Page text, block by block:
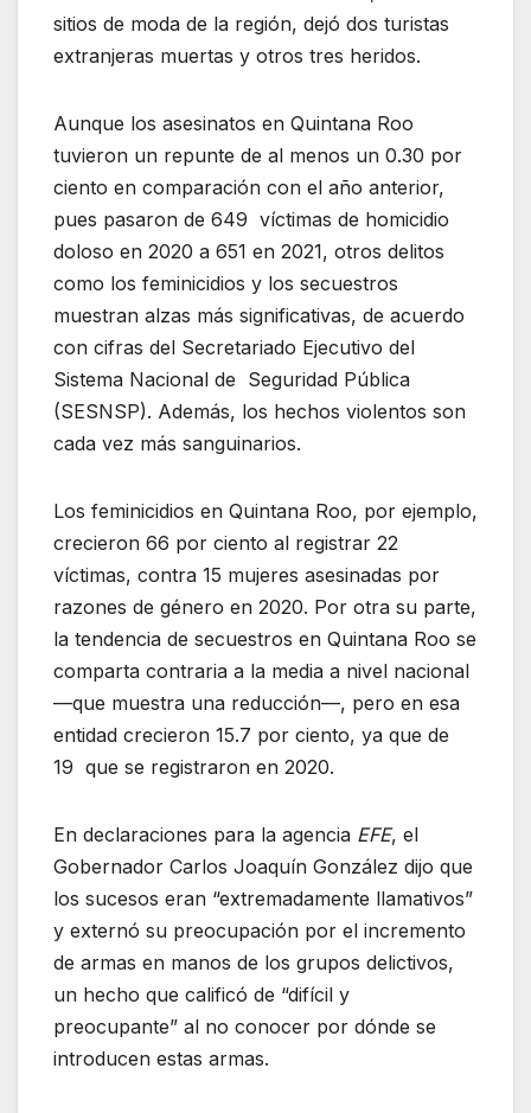
sitios de moda de la región, dejó dos turistas
extranjeras muertas y otros tres heridos.
Aunque los asesinatos en Quintana Roo
tuvieron un repunte de al menos un 0.30 por
ciento en comparación con el año anterior,
pues pasaron de 649 víctimas de homicidio
doloso en 2020 a 651 en 2021, otros delitos
como los feminicidios y los secuestros
muestran alzas más significativas, de acuerdo
con cifras del Secretariado Ejecutivo del
Sistema Nacional de Seguridad Pública
(SESNSP). Además, los hechos violentos son
cada vez más sanguinarios.
Los feminicidios en Quintana Roo, por ejemplo,
crecieron 66 por ciento al registrar 22
víctimas, contra 15 mujeres asesinadas por
razones de género en 2020. Por otra su parte,
la tendencia de secuestros en Quintana Roo se
comparta contraria a la media a nivel nacional
—que muestra una reducción—, pero en esa
entidad crecieron 15.7 por ciento, ya que de
19 que se registraron en 2020.
En declaraciones para la agencia EFE, el
Gobernador Carlos Joaquín González dijo que
los sucesos eran “extremadamente llamativos”
y externó su preocupación por el incremento
de armas en manos de los grupos delictivos,
un hecho que calificó de “difícil y
preocupante” al no conocer por dónde se
introducen estas armas.